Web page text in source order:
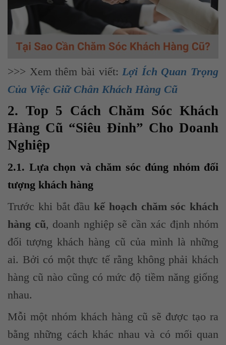
>>> Xem thêm bài viết: Lợi Ích Quan Trọng
Của Việc Giữ Chân Khách Hàng Cũ
2. Top 5 Cách Chăm Sóc Khách
Hàng Cũ “Siêu Đỉnh” Cho Doanh
Nghiệp
2.1. Lựa chọn và chăm sóc đúng nhóm đối
tượng khách hàng
Trước khi bắt đầu kế hoạch chăm sóc khách
hàng cũ, doanh nghiệp sẽ cần xác định nhóm
đối tượng khách hàng cũ của mình là những
ai. Bởi có một thực tế rằng không phải khách
hàng cũ nào cũng có mức độ tiềm năng giống
nhau.
Mỗi một nhóm khách hàng cũ sẽ được tạo ra
bằng những cách khác nhau và có mối quan